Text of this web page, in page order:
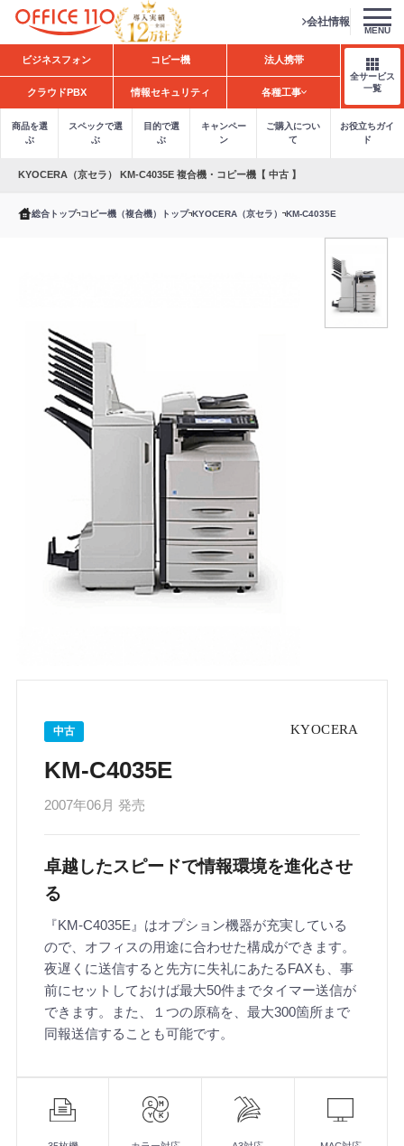
H
o
会社情報
MENU
ビジネスフォン コピー機 法人携帯
クラウドPBX 情報セキュリティ 各種工事
全サービス
一覧
商品を選
ぶ
スペックで選
ぶ
目的で選
ぶ
キャンペー
ン
ご購入につい
て
お役立ちガイ
ド
KYOCERA（京セラ） KM-C4035E 複合機・コピー機【 中古 】
総合トップ コピー機（複合機）トップ KYOCERA（京セラ） KM-C4035E
KM-C4035E
2007年06月 発売
中古
卓越したスピードで情報環境を進化させ
る
『KM-C4035E』はオプション機器が充実している
ので、オフィスの用途に合わせた構成ができます。
夜遅くに送信すると先方に失礼にあたるFAXも、事
前にセットしておけば最大50件までタイマー送信が
できます。また、１つの原稿を、最大300箇所まで
同報送信することも可能です。